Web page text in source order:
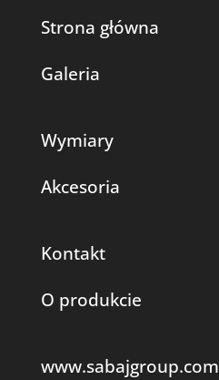
Strona główna
Galeria
Wymiary
Akcesoria
Kontakt
O produkcie
www.sabajgroup.com